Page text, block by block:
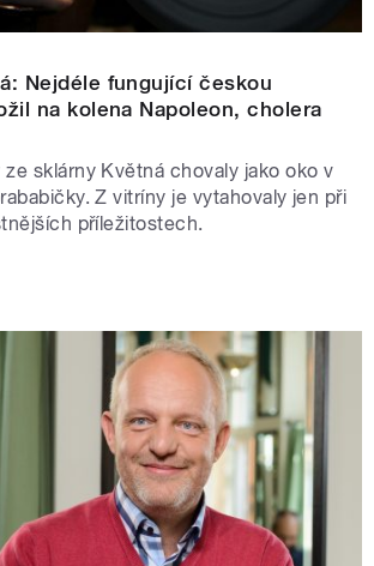
Nejdéle fungující českou
na kolena Napoleon, cholera
sklárny Květná chovaly jako oko v
Z vitríny je vytahovaly jen při
příležitostech.